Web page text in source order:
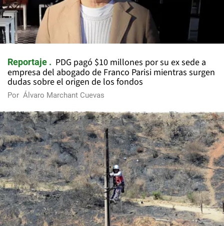
Reportaje
PDG pagó $10 millones por su ex sede a
empresa del abogado de Franco Parisi mientras surgen
dudas sobre el origen de los fondos
Por Álvaro Marchant Cuevas